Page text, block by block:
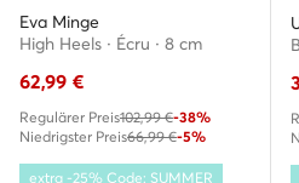
Eva Minge
High Heels · Écru · 8 cm
62,99 €
Regulärer Preis102,99 €-38%
Niedrigster Preis66,99 €-5%
extra -25% Code: SUMMER